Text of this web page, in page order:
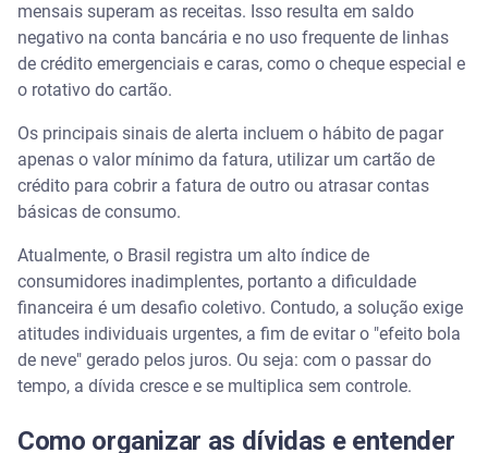
Vale a pena fazer um empréstimo para sair do
vermelho?
Quanto tempo demora para limpar o nome após
mensais superam as receitas. Isso resulta em saldo
negativo na conta bancária e no uso frequente de linhas
de crédito emergenciais e caras, como o cheque especial e
o rotativo do cartão.
Os principais sinais de alerta incluem o hábito de pagar
apenas o valor mínimo da fatura, utilizar um cartão de
crédito para cobrir a fatura de outro ou atrasar contas
básicas de consumo.
Atualmente, o Brasil registra um alto índice de
consumidores inadimplentes, portanto a dificuldade
financeira é um desafio coletivo. Contudo, a solução exige
atitudes individuais urgentes, a fim de evitar o "efeito bola
de neve" gerado pelos juros. Ou seja: com o passar do
tempo, a dívida cresce e se multiplica sem controle.
Como organizar as dívidas e entender